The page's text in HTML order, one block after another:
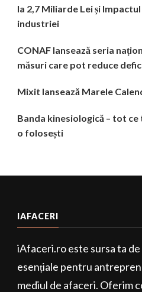
la 2,7 Miliarde Lei și
industriei
CONAF lansează seria
măsuri care pot reduce
Mixit lansează Marele
Banda kinesiologică – tot ce
o folosești
IAFACERI
iAfaceri.ro este sursa ta
esențiale pentru
mediul de afaceri. Oferim